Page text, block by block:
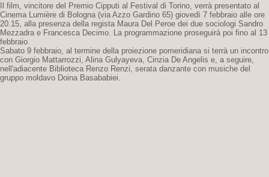
Il film, vincitore del Premio Cipputi al Festival di Torino, verrà presentato al
Cinema Lumière di Bologna (via Azzo Gardino 65) giovedì 7 febbraio alle ore
20.15, alla presenza della regista Maura Del Peroe dei due sociologi Sandro
Mezzadra e Francesca Decimo. La programmazione proseguirà poi fino al 13
febbraio.
Sabato 9 febbraio, al termine della proiezione pomeridiana si terrà un incontro
con Giorgio Mattarrozzi, Alina Gulyayeva, Cinzia De Angelis e, a seguire,
nell'adiacente Biblioteca Renzo Renzi, serata danzante con musiche del
gruppo moldavo Doina Basababiei.